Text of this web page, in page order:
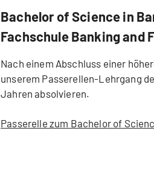
Bachelor of Science in
Fachschule Banking and
Nach einem Abschluss einer
unserem Passerellen-Lehrgang
Jahren absolvieren.
Passerelle zum Bachelor of